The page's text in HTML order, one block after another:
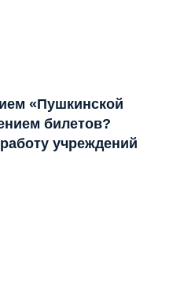
«Пушкинской
билетов?
учреждений